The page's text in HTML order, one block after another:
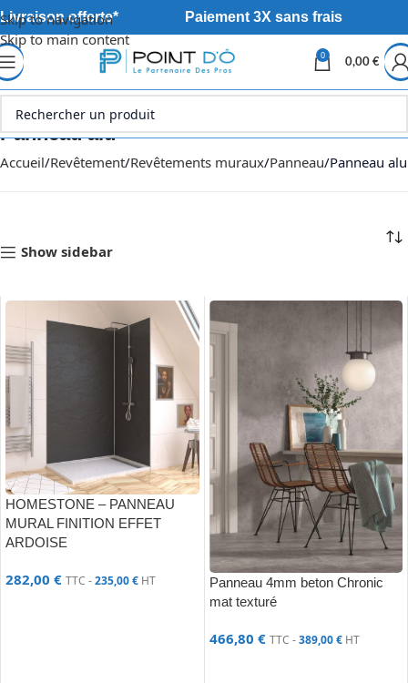
Skip to navigation
Skip to main content
Livraison offerte* Paiement 3X sans frais
0
0,00 €
Panneau alu
Accueil Revêtement Revêtements muraux Panneau Panneau alu
Show sidebar
HOMESTONE – PANNEAU
MURAL FINITION EFFET
ARDOISE
282,00 € TTC -235,00€ HT
Panneau 4mm beton Chronic
mat texturé
466,80 € TTC -389,00€HT